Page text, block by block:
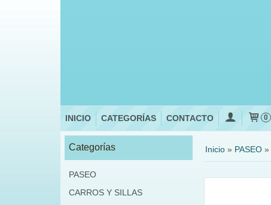
INICIO CATEGORÍAS CONTACTO 0
Categorías
PASEO
CARROS Y SILLAS
Inicio» PASEO»